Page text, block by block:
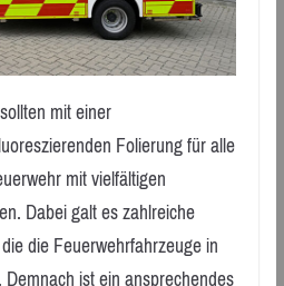
mit einer
Folierung für alle
mit vielfältigen
Dabei galt es zahlreiche
die Feuerwehrfahrzeuge in